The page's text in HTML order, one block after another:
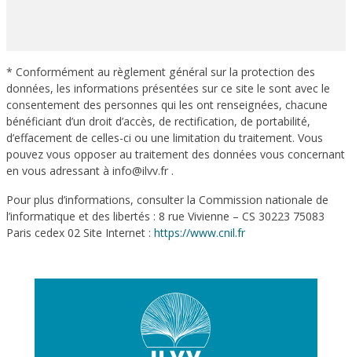
* Conformément au règlement général sur la protection des
données, les informations présentées sur ce site le sont avec le
consentement des personnes qui les ont renseignées, chacune
bénéficiant d’un droit d’accès, de rectification, de portabilité,
d’effacement de celles-ci ou une limitation du traitement. Vous
pouvez vous opposer au traitement des données vous concernant
en vous adressant à info@ilvv.fr .
Pour plus d’informations, consulter la Commission nationale de
l’informatique et des libertés : 8 rue Vivienne – CS 30223 75083
Paris cedex 02 Site Internet : https://www.cnil.fr